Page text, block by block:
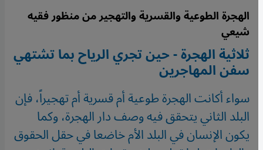
الهجرة الطوعية والقسرية والتهجير من منظور فقيه
شيعي
ثلاثية الهجرة - حين تجري الرياح بما تشتهي
سفن المهاجرين
سواء أكانت الهجرة طوعية أم قسرية أم تهجيراً، فإن
البلد الثاني يتحقق فيه وصف دار الهجرة، وكما
يكون الإنسان في البلد الأم خاضعا في حقل الحقوق